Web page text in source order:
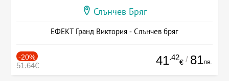
Слънчев Бряг
ЕФЕКТ Гранд Виктория - Слънчев бряг
-20%
51.64€ 41.42
€ / 81лв.